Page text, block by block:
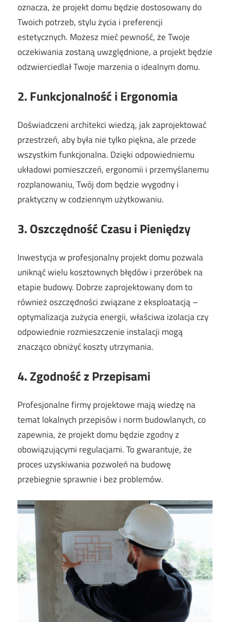
oznacza, że projekt domu będzie dostosowany do
Twoich potrzeb, stylu życia i preferencji
estetycznych. Możesz mieć pewność, że Twoje
oczekiwania zostaną uwzględnione, a projekt będzie
odzwierciedlał Twoje marzenia o idealnym domu.
2. Funkcjonalność i Ergonomia
Doświadczeni architekci wiedzą, jak zaprojektować
przestrzeń, aby była nie tylko piękna, ale przede
wszystkim funkcjonalna. Dzięki odpowiedniemu
układowi pomieszczeń, ergonomii i przemyślanemu
rozplanowaniu, Twój dom będzie wygodny i
praktyczny w codziennym użytkowaniu.
3. Oszczędność Czasu i Pieniędzy
Inwestycja w profesjonalny projekt domu pozwala
uniknąć wielu kosztownych błędów i przeróbek na
etapie budowy. Dobrze zaprojektowany dom to
również oszczędności związane z eksploatacją –
optymalizacja zużycia energii, właściwa izolacja czy
odpowiednie rozmieszczenie instalacji mogą
znacząco obniżyć koszty utrzymania.
4. Zgodność z Przepisami
Profesjonalne firmy projektowe mają wiedzę na
temat lokalnych przepisów i norm budowlanych, co
zapewnia, że projekt domu będzie zgodny z
obowiązującymi regulacjami. To gwarantuje, że
proces uzyskiwania pozwoleń na budowę
przebiegnie sprawnie i bez problemów.